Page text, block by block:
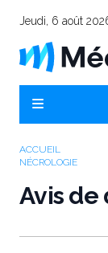
Jeudi, 6 août
ACCUEIL
NÉCROLOGIE
Avis de